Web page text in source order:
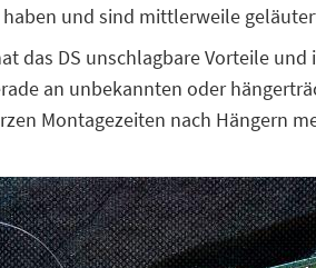
und sind mittlerweile
das DS unschlagbare Vorteile
an unbekannten oder
Montagezeiten nach Hängern